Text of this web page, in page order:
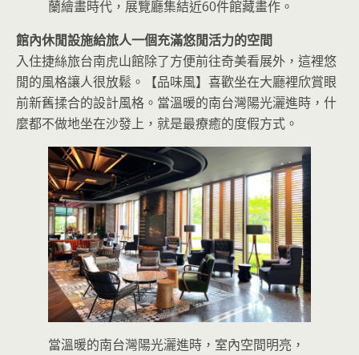
蘭繪畫時代，展覽廳集結近60件館藏畫作。
館內休閒設施給旅人一個充滿悠閒活力的空間
入住捷絲旅台南虎山館除了方便前往奇美看展外，這裡悠
閒的風格讓人很放鬆。【品味風】喜歡坐在大廳裡欣賞眼
前新舊揉合的設計風格。當溫暖的南台灣陽光灑進時，什
麼都不做地坐在沙發上，就是最療癒的度假方式。
當溫暖的南台灣陽光灑進時，室內空間明亮，